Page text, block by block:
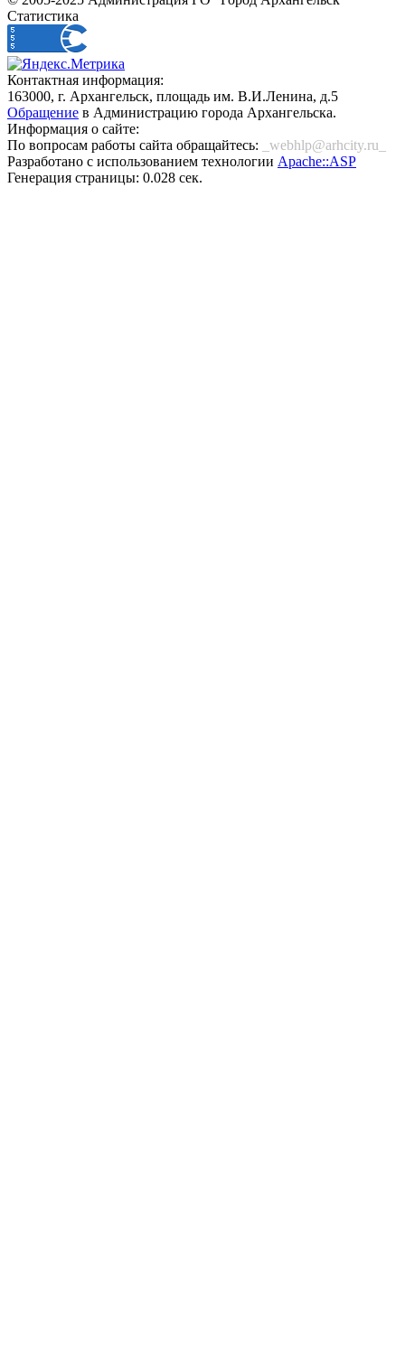
Статистика
Контактная информация:
163000, г. Архангельск, площадь им. В.И.Ленина, д.5
Обращение в Администрацию города Архангельска.
Информация о сайте:
По вопросам работы сайта обращайтесь:
_webhlp@arhcity.ru_
Разработано с использованием технологии Apache::ASP
Генерация страницы: 0.028 сек.